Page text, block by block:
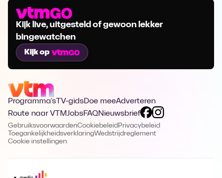
Kijk live, uitgesteld of gewoon lekker
bingewatchen
Kijk op
Programma's TV-gidsDoe meeAdverteren
Route naar VTMJobsFAQNieuwsbrief
GebruiksvoorwaardenCookiebeleid Privacybeleid
ToegankelijkheidsverklaringWedstrijdreglement
Cookie instellingen